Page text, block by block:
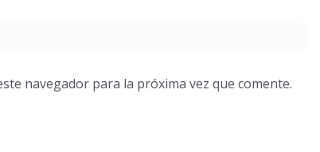
navegador para la próxima vez que comente.